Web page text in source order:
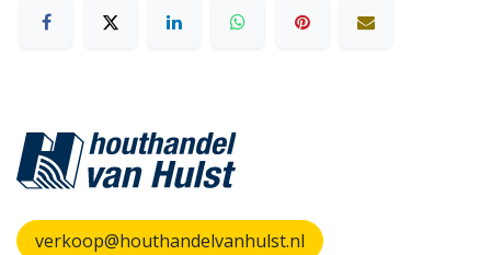
verkoop@houthandelvanhulst.nl